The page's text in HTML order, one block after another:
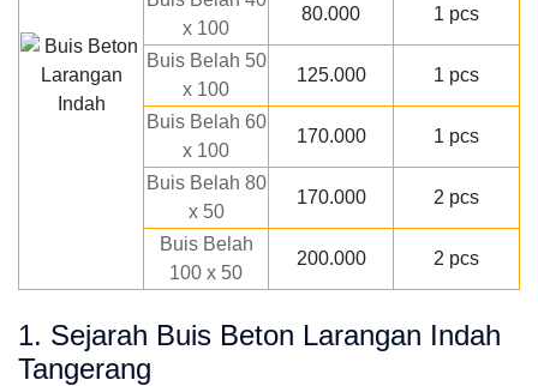
x 100
80.000 1 pcs
Buis Belah 50
x 100
125.000 1 pcs
Buis Belah 60
x 100
170.000 1 pcs
Buis Belah 80
x 50
170.000 2 pcs
Buis Belah
100 x 50
200.000 2 pcs
1. Sejarah Buis Beton Larangan Indah
Tangerang